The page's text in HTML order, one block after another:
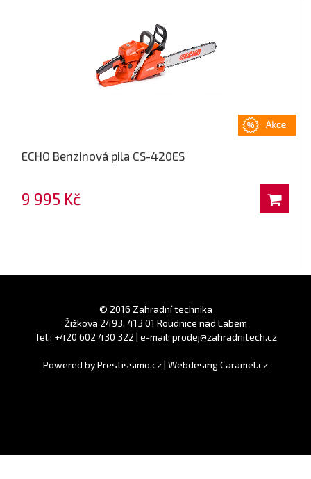
ECHO Benzinová pila CS-420ES
9 995 Kč
© 2016 Zahradní technika
Žižkova 2493, 413 01 Roudnice nad Labem
Tel.: +420 602 430 322 | e-mail: prodej@zahradnitech.cz
Powered byPrestissimo.cz| Webdesing Caramel.cz